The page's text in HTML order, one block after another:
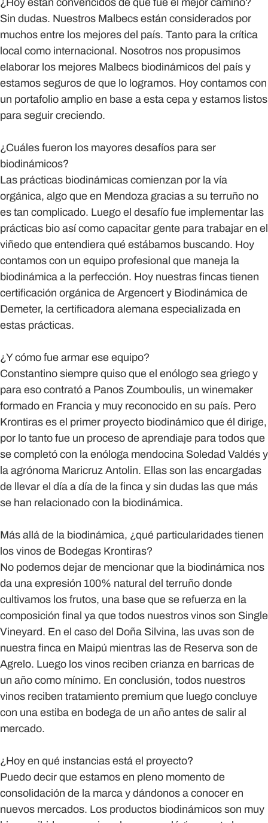
¿Hoy están convencidos de que fue el mejor camino?
Sin dudas. Nuestros Malbecs están considerados por
muchos entre los mejores del país. Tanto para la crítica
local como internacional. Nosotros nos propusimos
elaborar los mejores Malbecs biodinámicos del país y
estamos seguros de que lo logramos. Hoy contamos con
un portafolio amplio en base a esta cepa y estamos listos
para seguir creciendo.
¿Cuáles fueron los mayores desafíos para ser
biodinámicos?
Las prácticas biodinámicas comienzan por la vía
orgánica, algo que en Mendoza gracias a su terruño no
es tan complicado. Luego el desafío fue implementar las
prácticas bio así como capacitar gente para trabajar en el
viñedo que entendiera qué estábamos buscando. Hoy
contamos con un equipo profesional que maneja la
biodinámica a la perfección. Hoy nuestras fincas tienen
certificación orgánica de Argencert y Biodinámica de
Demeter, la certificadora alemana especializada en
estas prácticas.
¿Y cómo fue armar ese equipo?
Constantino siempre quiso que el enólogo sea griego y
para eso contrató a Panos Zoumboulis, un winemaker
formado en Francia y muy reconocido en su país. Pero
Krontiras es el primer proyecto biodinámico que él dirige,
por lo tanto fue un proceso de aprendiaje para todos que
se completó con la enóloga mendocina Soledad Valdés y
la agrónoma Maricruz Antolin. Ellas son las encargadas
de llevar el día a día de la finca y sin dudas las que más
se han relacionado con la biodinámica.
Más allá de la biodinámica, ¿qué particularidades tienen
los vinos de Bodegas Krontiras?
No podemos dejar de mencionar que la biodinámica nos
da una expresión 100% natural del terruño donde
cultivamos los frutos, una base que se refuerza en la
composición final ya que todos nuestros vinos son Single
Vineyard. En el caso del Doña Silvina, las uvas son de
nuestra finca en Maipú mientras las de Reserva son de
Agrelo. Luego los vinos reciben crianza en barricas de
un año como mínimo. En conclusión, todos nuestros
vinos reciben tratamiento premium que luego concluye
con una estiba en bodega de un año antes de salir al
mercado.
¿Hoy en qué instancias está el proyecto?
Puedo decir que estamos en pleno momento de
consolidación de la marca y dándonos a conocer en
nuevos mercados. Los productos biodinámicos son muy